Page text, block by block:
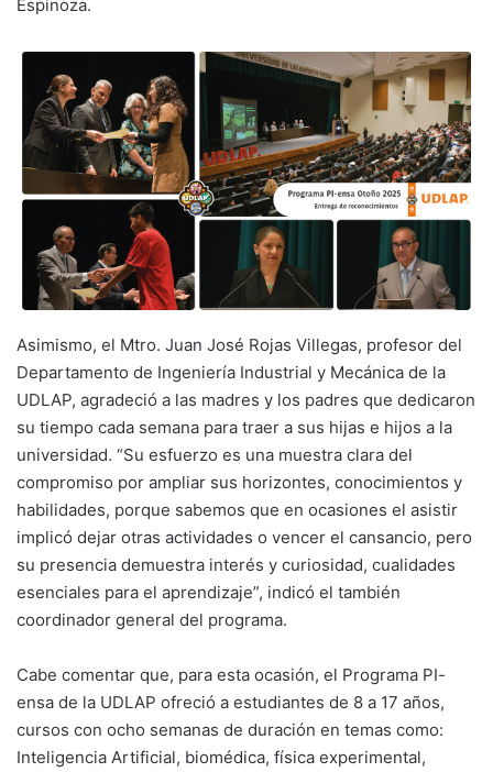
Espinoza.
Asimismo, el Mtro. Juan José Rojas Villegas, profesor del
Departamento de Ingeniería Industrial y Mecánica de la
UDLAP, agradeció a las madres y los padres que dedicaron
su tiempo cada semana para traer a sus hijas e hijos a la
universidad. “Su esfuerzo es una muestra clara del
compromiso por ampliar sus horizontes, conocimientos y
habilidades, porque sabemos que en ocasiones el asistir
implicó dejar otras actividades o vencer el cansancio, pero
su presencia demuestra interés y curiosidad, cualidades
esenciales para el aprendizaje”, indicó el también
coordinador general del programa.
Cabe comentar que, para esta ocasión, el Programa PI-
ensa de la UDLAP ofreció a estudiantes de 8 a 17 años,
cursos con ocho semanas de duración en temas como:
Inteligencia Artificial, biomédica, física experimental,